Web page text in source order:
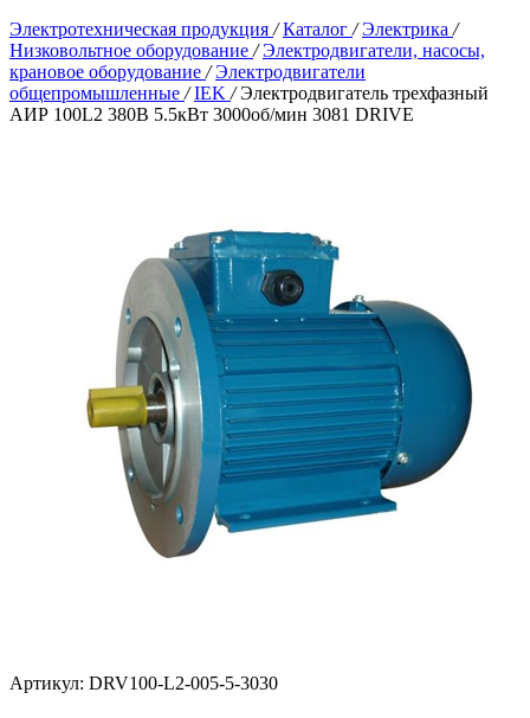
Электротехническая продукция / Каталог / Электрика /
Низковольтное оборудование / Электродвигатели, насосы,
крановое оборудование / Электродвигатели
общепромышленные / IEK / Электродвигатель трехфазный
АИР 100L2 380В 5.5кВт 3000об/мин 3081 DRIVE
Артикул: DRV100-L2-005-5-3030